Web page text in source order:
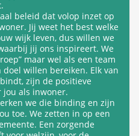
beleid dat volop inzet op
Jij weet het best welke
wijk leven, dus willen we
jij ons inspireert. We
maar wel als een team
willen bereiken. Elk van
zijn de positieve
jou als inwoner.
we die binding en zijn
toe. We zetten in op een
Een zorgende